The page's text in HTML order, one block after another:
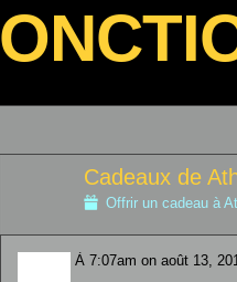
Cadeaux de
Offrir un cadeau à
À 7:07am on août 13,